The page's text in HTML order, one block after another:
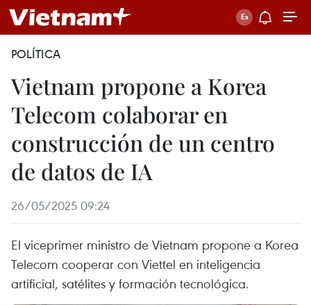
POLÍTICA
Vietnam propone a Korea
Telecom colaborar en
construcción de un centro
de datos de IA
26/05/2025 09:24
El viceprimer ministro de Vietnam propone a Korea
Telecom cooperar con Viettel en inteligencia
artificial, satélites y formación tecnológica.